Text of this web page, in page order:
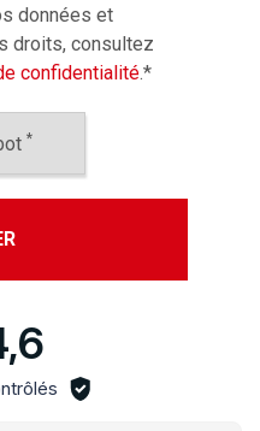
données et
droits, consultez
confidentialité.*
*